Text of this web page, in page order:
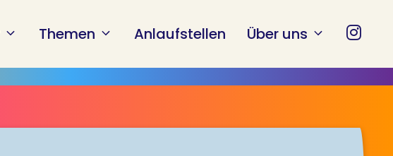
Themen Anlaufstellen Über uns